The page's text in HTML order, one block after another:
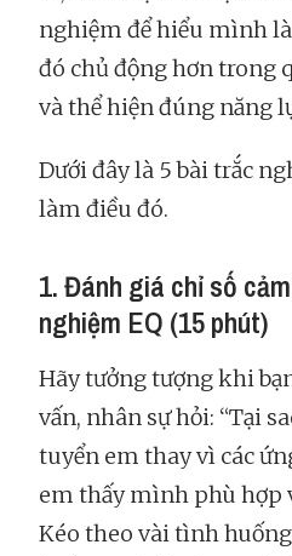
nghiệm để hiểu mình
đó chủ động hơn trong
và thể hiện đúng năng
Dưới đây là 5 bài trắc
làm điều đó.
1. Đánh giá chỉ số
nghiệm EQ (15 phút)
Hãy tưởng tượng khi
vấn, nhân sự hỏi: “Tại
tuyển em thay vì các
em thấy mình phù hợp
Kéo theo vài tình